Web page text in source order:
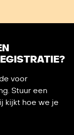
voor
Stuur een
kijkt hoe we je